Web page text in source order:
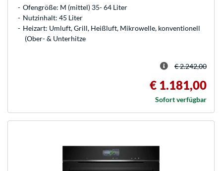
Ofengröße: M (mittel) 35- 64 Liter
Nutzinhalt: 45 Liter
Heizart: Umluft, Grill, Heißluft, Mikrowelle, konventionell
(Ober- & Unterhitze
€ 2.242,00
€ 1.181,00
Sofort verfügbar